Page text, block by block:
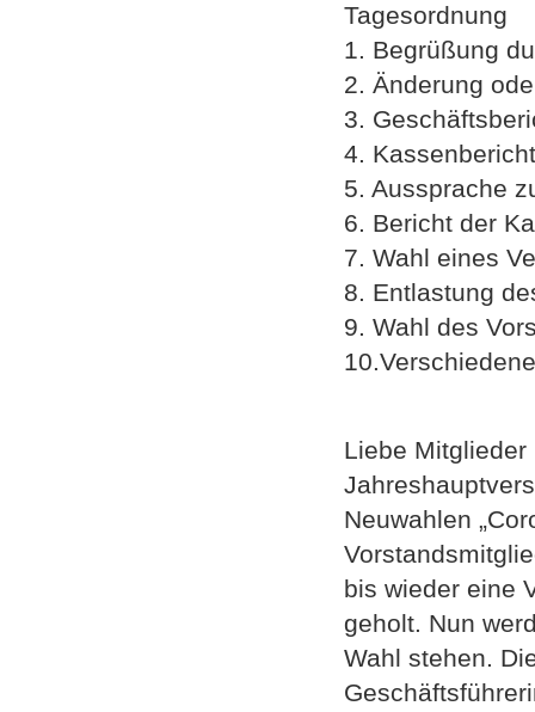
Tagesordnung
1. Begrüßung
2. Änderung
3.
4.
5. Aussprache
6. Bericht der
7. Wahl eines
8. Entlastung
9. Wahl des
Liebe
Neuwahlen
bis wieder eine
geholt. Nun
Wahl stehen.